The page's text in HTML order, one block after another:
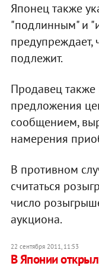
Японец также
"подлинным" и
предупреждает,
подлежит.
Продавец также
предложения
сообщением,
намерения
В противном
считаться
число
аукциона.
22 сентября 2011, 11:53
В Японии